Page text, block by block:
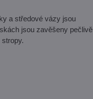
a středové vázy jsou
jsou zavěšeny pečlivě